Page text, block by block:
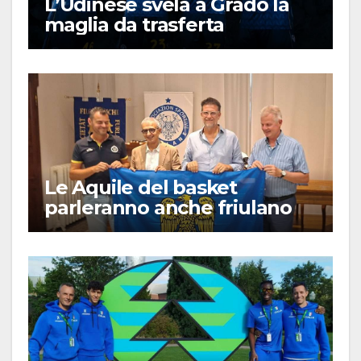
maglia da trasferta
Le Aquile del basket
parleranno anche friulano